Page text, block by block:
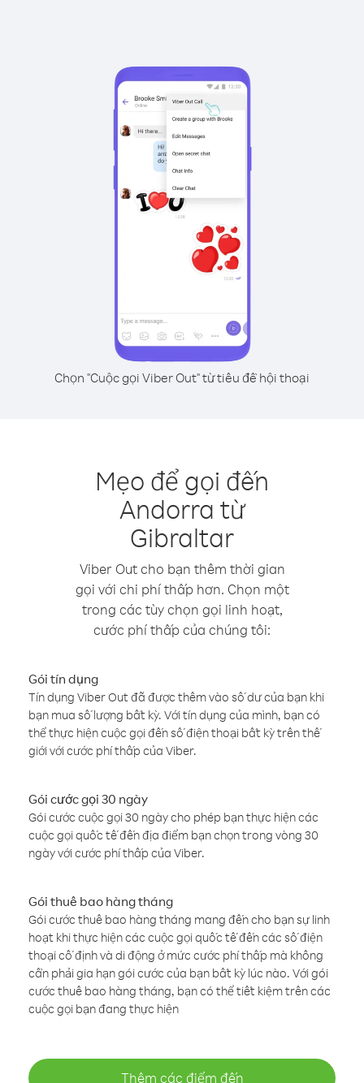
Chọn "Cuộc gọi Viber Out" từ tiêu đề hội thoại
Mẹo để gọi đến
Andorra từ
Gibraltar
Viber Out cho bạn thêm thời gian
gọi với chi phí thấp hơn. Chọn một
trong các tùy chọn gọi linh hoạt,
cước phí thấp của chúng tôi:
Gói tín dụng
Tín dụng Viber Out đã được thêm vào số dư của bạn khi
bạn mua số lượng bất kỳ. Với tín dụng của mình, bạn có
thể thực hiện cuộc gọi đến số điện thoại bất kỳ trên thế
giới với cước phí thấp của Viber.
Gói cước gọi 30 ngày
Gói cước cuộc gọi 30 ngày cho phép bạn thực hiện các
cuộc gọi quốc tế đến địa điểm bạn chọn trong vòng 30
ngày với cước phí thấp của Viber.
Gói thuê bao hàng tháng
Gói cước thuê bao hàng tháng mang đến cho bạn sự linh
hoạt khi thực hiện các cuộc gọi quốc tế đến các số điện
thoại cố định và di động ở mức cước phí thấp mà không
cần phải gia hạn gói cước của bạn bất kỳ lúc nào. Với gói
cước thuê bao hàng tháng, bạn có thể tiết kiệm trên các
cuộc gọi bạn đang thực hiện
Thêm các điểm đến